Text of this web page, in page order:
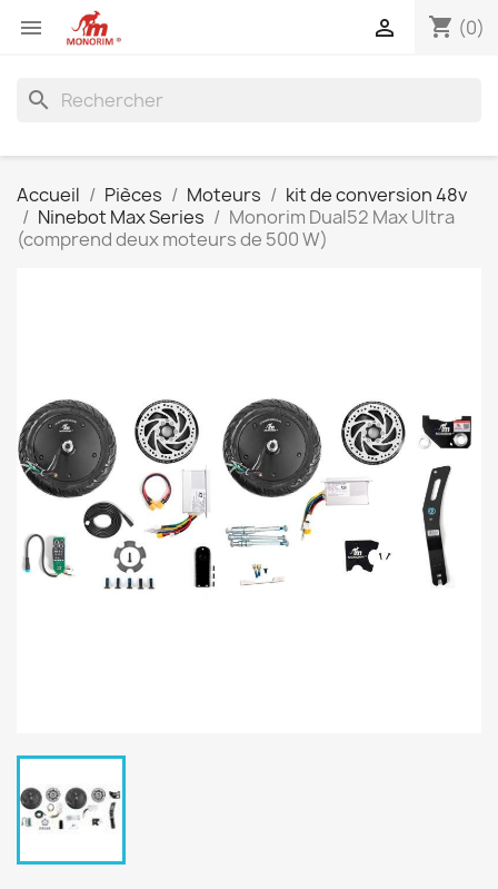
 shopping_cart (0)

search
Accueil Pièces Moteurs
kit de conversion 48v
Ninebot Max Series
Monorim Dual52 Max Ultra
(comprend deux moteurs de 500 W)